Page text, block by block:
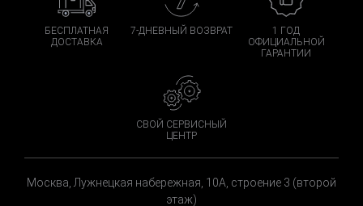
БЕСПЛАТНАЯ
ДОСТАВКА
7-ДНЕВНЫЙ ВОЗВРАТ
1 ГОД
ОФИЦИАЛЬНОЙ
ГАРАНТИИ
СВОЙ СЕРВИСНЫЙ
ЦЕНТР
Москва, Лужнецкая набережная, 10А, строение 3 (второй
этаж)